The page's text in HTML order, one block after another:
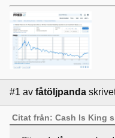
#1 av fåtöljpanda
Citat från: Cash Is King